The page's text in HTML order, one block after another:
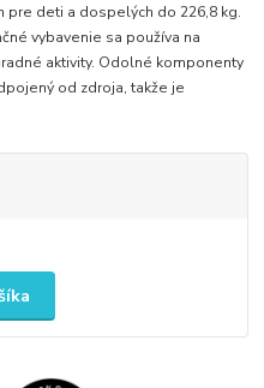
pre deti a dospelých do 226,8 kg.
vybavenie sa používa na
aktivity. Odolné komponenty
od zdroja, takže je